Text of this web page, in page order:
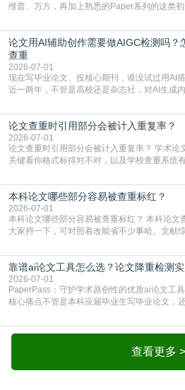
维普、万方，再加上熟悉的Paper系列的这类
查数值误导。知网（CNKI）是学校定稿检测
生联合比对库，能比历届学长论文，硕博用
库，期刊投稿用AMLMC/SML
论文用AI辅助创作需要做AIGC检测吗？
查重
2026-07-01
现在写毕业论文、投核心期刊，谁没试过用AI
近一两年，不管是高校还是杂志社，对AI生成
真的太亏。提前做AIGC检测，已经成了很多
AIGC检测成了论文答辩投稿前的必备项？可能
框架，内容都是自己写的，至于做AIG
论文查重时引用部分会被计入重复率？
2026-07-01
论文查重时引用部分会被计入重复率？ 学术论文引用部分会不会被算进重复率，
关键看你格式标得对不对，以及学校查重系统
独占一行，每条文献用[1][2]方括号编号、与正
7714（作者、题名、刊名、年、卷期、页码齐
成功后通常把这段标为引用，
本科论文哪些部分容易被查重标红？
2026-07-01
本科论文哪些部分容易被查重标红？ 本科论文查重，最容易“中招“标红的地方帮
大家捋一下，可对照着改能省不少事哈。文献
乎一模一样的话，你要是直接复制百度百科、
一抓一个准，整段飘红。研究背景、意义和方
用问卷调查法““运用SPSS软件进行数据分
靠谱ai论文工具怎么选？论文降重检测
2026-07-01
PaperPass：守护学术原创性的优质ai论文工
核心痛点不管是本科应届毕业生写毕业论文，
自己逐句读逐句改，熬好几个大夜不说，还经
率超标，再返工太折腾。现在有了成熟的ai论
决。靠谱的ai论文工具，不止能帮你梳查看更多 >